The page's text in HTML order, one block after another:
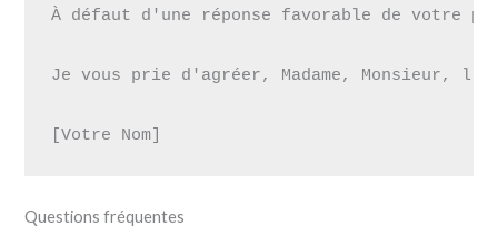
À défaut d'une réponse favorable de votre
Je vous prie d'agréer, Madame, Monsieur,
Questions fréquentes